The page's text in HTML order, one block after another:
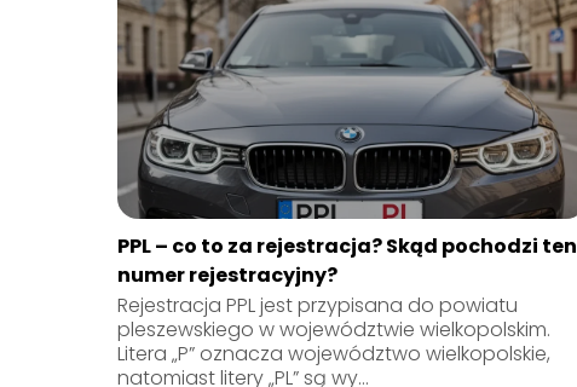
PPL – co to za rejestracja? Skąd pochodzi ten
numer rejestracyjny?
Rejestracja PPL jest przypisana do powiatu
pleszewskiego w województwie wielkopolskim.
Litera „P” oznacza województwo wielkopolskie,
natomiast litery „PL” są wy...